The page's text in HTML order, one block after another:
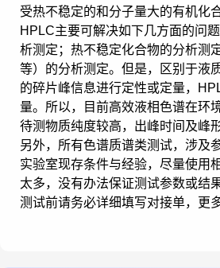
受热不稳定的和分子量大的有机化
HPLC主要可解决如下几方面的问
析测定；热不稳定化合物的分析测
等）的分析测定。但是，区别于液
的碎片峰信息进行定性或定量，
量。所以，目前高效液相色谱在环
待测物质纯度较高，出峰时间及峰
另外，所有色谱质谱类测试，涉及
实验室现存条件与经验，尽量使用
太多，没有办法保证测试参数或结
测试前请务必详细填写对接单，更